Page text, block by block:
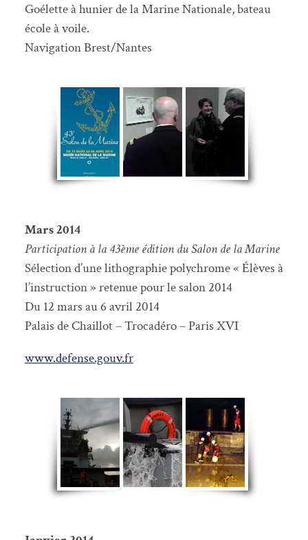
Goélette à hunier de la Marine Nationale, bateau
école à voile.
Navigation Brest/Nantes
Mars 2014
Participation à la 43ème édition du Salon de la Marine
Sélection d’une lithographie polychrome « Élèves à
l’instruction » retenue pour le salon 2014
Du 12 mars au 6 avril 2014
Palais de Chaillot – Trocadéro – Paris XVI
www.defense.gouv.fr